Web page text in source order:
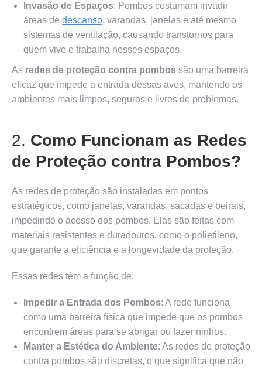
Invasão de Espaços: Pombos costumam invadir
áreas de descanso, varandas, janelas e até mesmo
sistemas de ventilação, causando transtornos para
quem vive e trabalha nesses espaços.
As redes de proteção contra pombos são uma barreira
eficaz que impede a entrada dessas aves, mantendo os
ambientes mais limpos, seguros e livres de problemas.
2. Como Funcionam as Redes
de Proteção contra Pombos?
As redes de proteção são instaladas em pontos
estratégicos, como janelas, varandas, sacadas e beirais,
impedindo o acesso dos pombos. Elas são feitas com
materiais resistentes e duradouros, como o polietileno,
que garante a eficiência e a longevidade da proteção.
Essas redes têm a função de:
Impedir a Entrada dos Pombos: A rede funciona
como uma barreira física que impede que os pombos
encontrem áreas para se abrigar ou fazer ninhos.
Manter a Estética do Ambiente: As redes de proteção
contra pombos são discretas, o que significa que não